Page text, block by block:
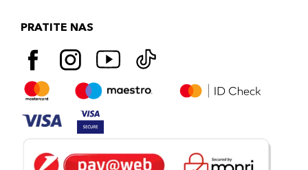
PRATITE NAS